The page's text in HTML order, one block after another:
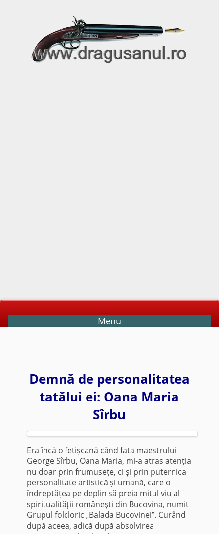
Menu
Demnă de personalitatea
tatălui ei: Oana Maria
Sîrbu
Era încă o fetișcană când fata maestrului
George Sîrbu, Oana Maria, mi-a atras atenția
nu doar prin frumusețe, ci și prin puternica
personalitate artistică și umană, care o
îndreptățea pe deplin să preia mitul viu al
spiritualității românești din Bucovina, numit
Grupul folcloric „Balada Bucovinei”. Curând
după aceea, adică după absolvirea